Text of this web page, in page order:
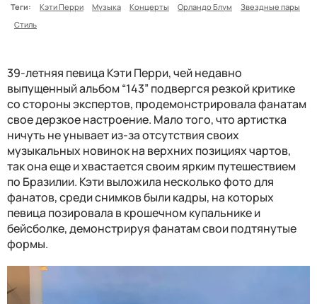
Теги:
Кэти Перри Музыка Концерты Орландо Блум
Звездные пары
Стиль
39-летняя певица Кэти Перри, чей недавно
выпущенный альбом “143” подвергся резкой критике
со стороны экспертов, продемонстрировала фанатам
свое дерзкое настроение. Мало того, что артистка
ничуть не унывает из-за отсутствия своих
музыкальных новинок на верхних позициях чартов,
так она еще и хвастается своим ярким путешествием
по Бразилии. Кэти выложила несколько фото для
фанатов, среди снимков были кадры, на которых
певица позировала в крошечном купальнике и
бейсболке, демонстрируя фанатам свои подтянутые
формы.